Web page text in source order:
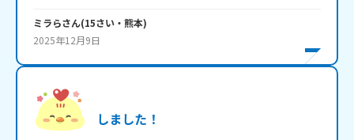
ミラらさん(15さい・ 熊本)
2025年12月9日
しました！